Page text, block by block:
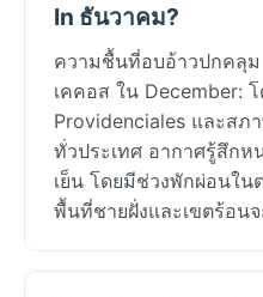
In ธันวาคม?
ความชื้นที่อบอ้าวปกคลุม
เคคอส ใน December:
Providenciales และสภ
ทั่วประเทศ อากาศรู้สึกห
เย็น โดยมีช่วงพักผ่อนใน
พื้นที่ชายฝั่งและเขตร้อน